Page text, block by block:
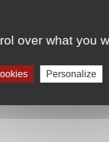
over what you
Personalize